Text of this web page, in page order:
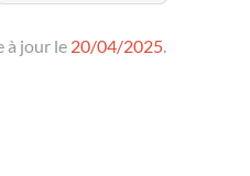
à jour le 20/04/2025.